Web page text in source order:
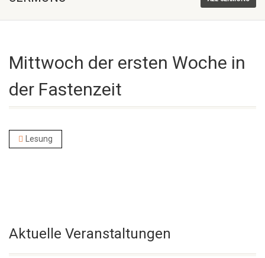
Mittwoch der ersten Woche in
der Fastenzeit
Lesung
Aktuelle Veranstaltungen